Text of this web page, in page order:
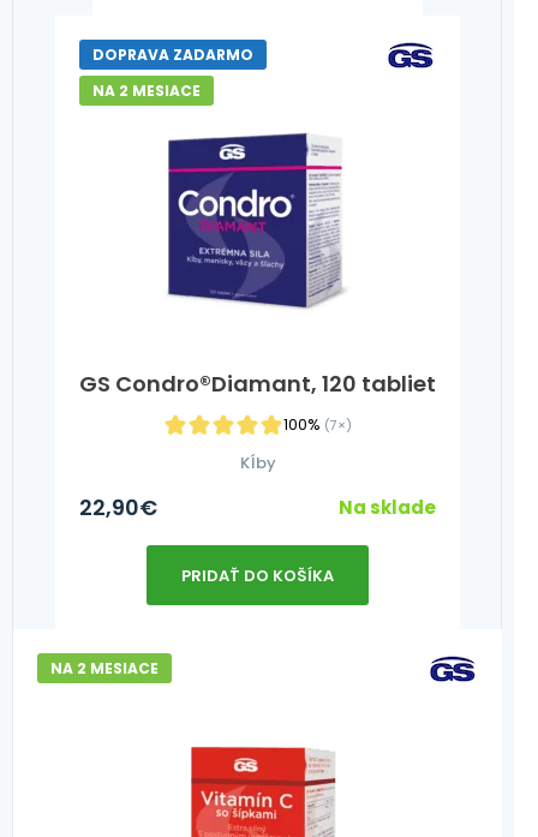
GS Condro®Diamant, 120 tabliet
100% (7×)
DOPRAVA ZADARMO
NA 2 MESIACE
Kĺby
22,90€ Na sklade
PRIDAŤ DO KOŠÍKA
NA 2 MESIACE